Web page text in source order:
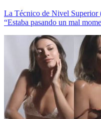
La Técnico de Nivel Superior
“Estaba pasando un mal